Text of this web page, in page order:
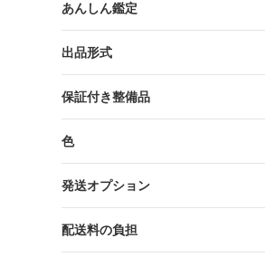
あんしん鑑定
出品形式
保証付き整備品
色
発送オプション
配送料の負担